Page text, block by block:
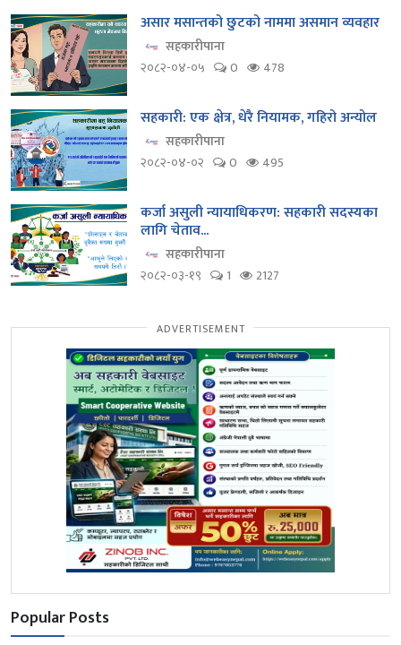
असार मसान्तको छुटको नाममा असमान व्यवहार
सहकारीपाना
२०८२-०४-०५
0 478
सहकारी: एक क्षेत्र, धेरै नियामक, गहिरो अन्योल
सहकारीपाना
२०८२-०४-०२
0 495
कर्जा असुली न्यायाधिकरण: सहकारी सदस्यका
लागि चेताव...
सहकारीपाना
२०८२-०३-१९
1 2127
ADVERTISEMENT
Popular Posts